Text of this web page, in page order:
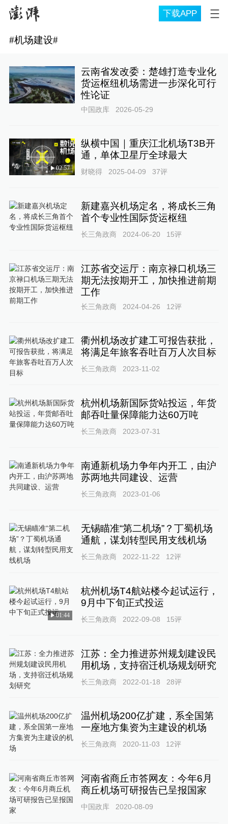
下载APP
#机场建设#
云南省发改委：楚雄打造专业化
货运枢纽机场需进一步深化可行
性论证
中国政库 2026-05-29
02:57
纵横中国｜重庆江北机场T3B开
通，单体卫星厅全球最大
财晓得 2025-04-09 37评
新建嘉兴机场定名，将成长三角
首个专业性国际货运枢纽
长三角政商 2024-06-20 15评
江苏省交运厅：南京禄口机场三
期无法按期开工，加快推进前期
工作
长三角政商 2024-04-26 12评
衢州机场改扩建工可报告获批，
将满足年旅客吞吐百万人次目标
长三角政商 2023-11-02
杭州机场新国际货站投运，年货
邮吞吐量保障能力达60万吨
长三角政商 2023-07-31
南通新机场力争年内开工，由沪
苏两地共同建设、运营
长三角政商 2023-01-06
无锡瞄准“第二机场”？丁蜀机场
通航，谋划转型民用支线机场
长三角政商 2022-11-22 12评
01:44
杭州机场T4航站楼今起试运行，
9月中下旬正式投运
长三角政商 2022-09-08 15评
江苏：全力推进苏州规划建设民
用机场，支持宿迁机场规划研究
长三角政商 2022-01-18 28评
温州机场200亿扩建，系全国第
一座地方集资为主建设的机场
长三角政商 2020-11-03 12评
河南省商丘市答网友：今年6月
商丘机场可研报告已呈报国家
中国政库 2020-08-09